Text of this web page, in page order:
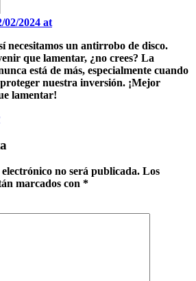
02/2024 at
necesitamos un antirrobo de disco.
que lamentar, ¿no crees? La
está de más, especialmente cuando
nuestra inversión. ¡Mejor
lamentar!
no será publicada. Los
marcados con *